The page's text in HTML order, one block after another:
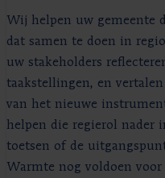
Wij helpen uw gemeente
dat samen te doen in
uw stakeholders
taakstellingen, en
van het nieuwe
helpen die regierol nader
toetsen of de
Warmte nog voldoen